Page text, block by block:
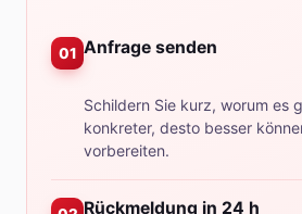
01 Anfrage senden
Schildern Sie kurz, worum es
konkreter, desto besser
vorbereiten.
Rückmeldung in 24 h